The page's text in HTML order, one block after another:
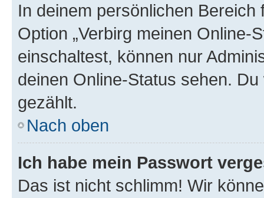
In deinem persönlichen
Option „Verbirg meinen Online-
einschaltest, können nur
deinen Online-Status sehen.
gezählt.
Nach oben
Ich habe mein Passwort
Das ist nicht schlimm! Wir